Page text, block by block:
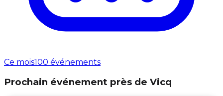
Ce mois100 événements
Prochain événement près de Vicq